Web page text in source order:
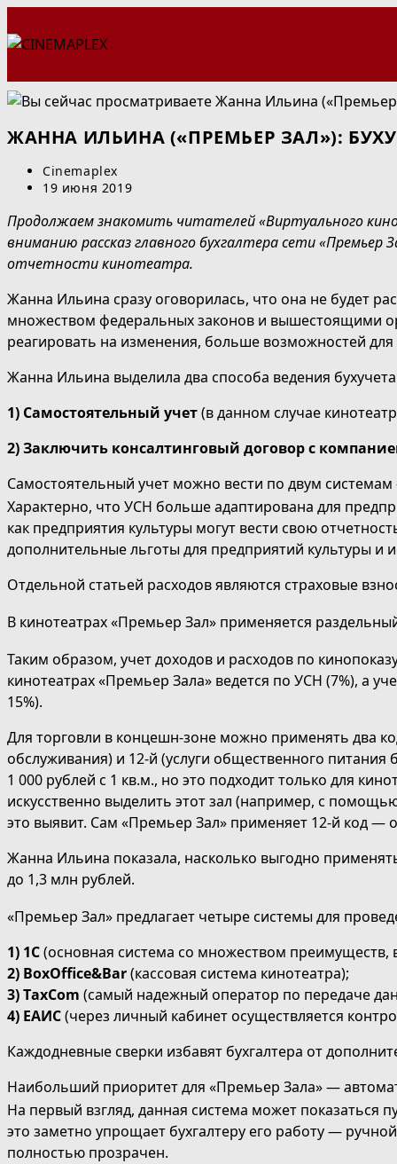
к
ЖАННА ИЛЬИНА («ПРЕМЬЕР ЗАЛ»):
Автор
записи:
Cinemaplex
Запись
19 июня 2019
Продолжаем знакомить читателей «Виртуального
вниманию рассказ главного бухгалтера сети
отчетности кинотеатра.
Жанна Ильина сразу оговорилась, что она не будет
множеством федеральных законов и вышестоящими
реагировать на изменения, больше возможностей
Жанна Ильина выделила два способа ведения
1) Самостоятельный учет(в данном случае
2)Заключить консалтинговый договор с
Самостоятельный учет можно вести по двум
Характерно, что УСН больше адаптирована для
как предприятия культуры могут вести свою
дополнительные льготы для предприятий культуры и
Отдельной статьей расходов являются страховые
В кинотеатрах «Премьер Зал» применяется
Таким образом, учет доходов и расходов по
кинотеатрах «Премьер Зала» ведется по УСН (7%), а
15%).
Для торговли в концешн-зоне можно применять два
обслуживания) и 12-й (услуги общественного
1 000 рублей с 1 кв.м., но это подходит только для
искусственно выделить этот зал (например, с
это выявит. Сам «Премьер Зал» применяет 12-й код —
Жанна Ильина показала, насколько выгодно
до 1,3 млн рублей.
«Премьер Зал» предлагает четыре системы для
1) 1С(основная система со множеством преимуществ,
2) BoxOffice&Bar(кассовая система кинотеатра);
3)TaxCom (самый надежный оператор по передаче
4) ЕАИС(через личный кабинет осуществляется
Каждодневные сверки избавят бухгалтера от
Наибольший приоритет для «Премьер Зала» —
На первый взгляд, данная система может показаться
это заметно упрощает бухгалтеру его работу —
полностью прозрачен.